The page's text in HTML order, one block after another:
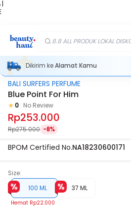
|
8.8 ALL PRODUK LOKAL
Dikirim keAlamat Kamu
BALI SURFERS PERFUME
Blue Point For Him
0 No Review
Rp253.000
Rp275.000 -8%
BPOM Certified No.NA18230600171
Size:
100 ML
Hemat Rp22.000
37 ML